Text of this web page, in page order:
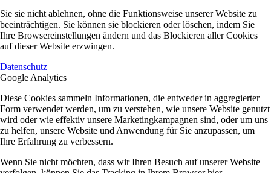
Sie sie nicht ablehnen, ohne die Funktionsweise unserer Website zu
beeinträchtigen. Sie können sie blockieren oder löschen, indem Sie
Ihre Browsereinstellungen ändern und das Blockieren aller Cookies
auf dieser Website erzwingen.
Datenschutz
Google Analytics
Diese Cookies sammeln Informationen, die entweder in aggregierter
Form verwendet werden, um zu verstehen, wie unsere Website genutzt
wird oder wie effektiv unsere Marketingkampagnen sind, oder um uns
zu helfen, unsere Website und Anwendung für Sie anzupassen, um
Ihre Erfahrung zu verbessern.
Wenn Sie nicht möchten, dass wir Ihren Besuch auf unserer Website